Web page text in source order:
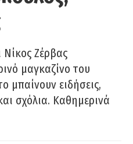
Ζέρβας
μαγκαζίνο του
μπαίνουν ειδήσεις,
σχόλια. Καθημερινά